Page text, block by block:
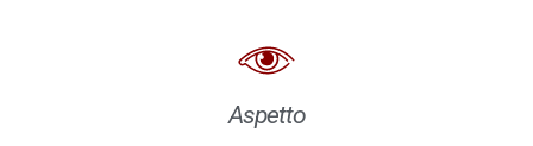
Aspetto